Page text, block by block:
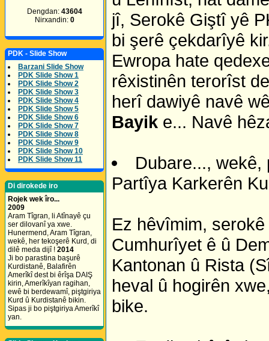
Dengdan: 43604
Nirxandin: 0
PDK - Slide Show
Barzani Slide Show
PDK Slide Show 1
PDK Slide Show 2
PDK Slide Show 3
PDK Slide Show 4
PDK Slide Show 5
PDK Slide Show 6
PDK Slide Show 7
PDK Slide Show 8
PDK Slide Show 9
PDK Slide Show 10
PDK Slide Show 11
Di dirokede iro
Rojek wek îro...
2009
Aram Tîgran, li Atînayê çu
ser dilovanî ya xwe.
Hunermend, Aram Tîgran,
wekê, her tekoşerê Kurd, di
dilê meda dijî ! 2014
Ji bo parastina başurê
Kurdistanê, Balafirên
Amerîkî dest bi êrîşa DAIŞ
kirin, Amerîkîyan ragihan,
ewê bi berdewamî, piştgiriya
Kurd û Kurdistanê bikin.
Sipas ji bo piştgiriya Amerîkî
yan.
jî, Serokê Giştî yê
bi şerê çekdarîyê
Ewropa hate
rêxistinên terorîst
herî dawiyê navê
Bayik e... Navê
Dubare...,
Partîya Karkerên
Ez hêvîmim,
Cumhurîyet ê û
Kantonan û Rista
heval û hogirên
bike.